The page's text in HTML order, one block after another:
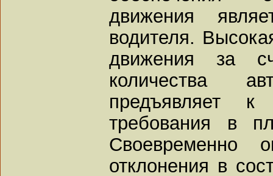
движения
водителя.
движения за
количества
предъявляет к
требования в
Своевременно
отклонения в